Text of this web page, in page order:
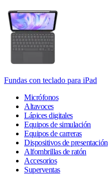
Fundas con teclado para iPad
Micrófonos
Altavoces
Lápices digitales
Equipos de simulación
Equipos de carreras
Dispositivos de presentación
Alfombrillas de ratón
Accesorios
Superventas